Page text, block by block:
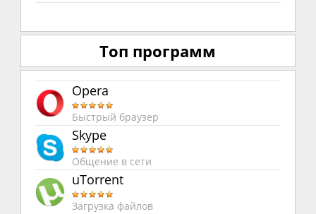
Топ программ
Opera
Быстрый браузер
Skype
Общение в сети
uTorrent
Загрузка файлов